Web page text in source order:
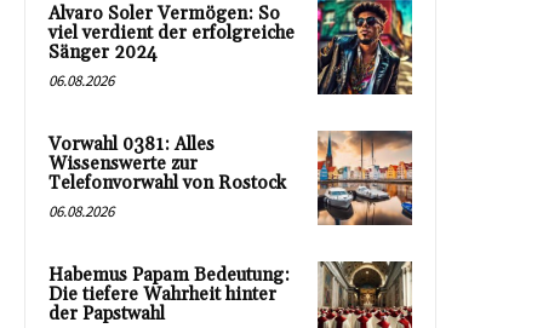
Alvaro Soler Vermögen: So
viel verdient der erfolgreiche
Sänger 2024
06.08.2026
Vorwahl 0381: Alles
Wissenswerte zur
Telefonvorwahl von Rostock
06.08.2026
Habemus Papam Bedeutung:
Die tiefere Wahrheit hinter
der Papstwahl